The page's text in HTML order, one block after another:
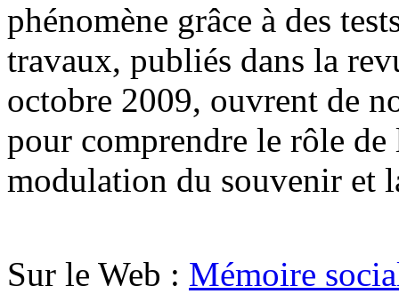
phénomène grâce à des
travaux, publiés dans la
octobre 2009, ouvrent de
pour comprendre le rôle
modulation du souvenir et
Sur le Web : Mémoire